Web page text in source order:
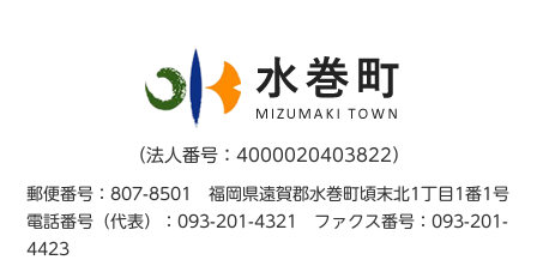
（法人番号：4000020403822）
郵便番号：807-8501 福岡県遠賀郡水巻町頃末北1丁目1番1号
電話番号（代表）：093-201-4321 ファクス番号：093-201-
4423